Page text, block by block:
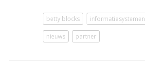
betty blocks informatiesystemen
nieuws partner